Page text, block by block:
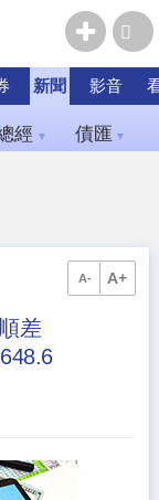
新聞 影音
經 ▼ 債匯 ▼
A- A+
差